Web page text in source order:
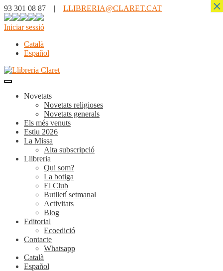
93 301 08 87 | LLIBRERIA@CLARET.CAT
Iniciar sessió
Català
Español
Novetats
Novetats religioses
Novetats generals
Els més venuts
Estiu 2026
La Missa
Alta subscripció
Llibreria
Qui som?
La botiga
El Club
Butlletí setmanal
Activitats
Blog
Editorial
Ecoedició
Contacte
Whatsapp
Català
Español
×